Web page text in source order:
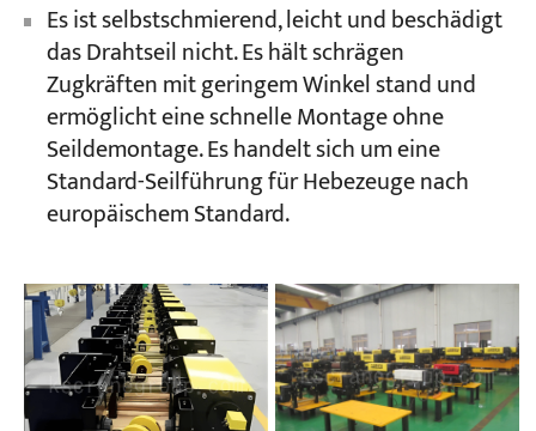
Es ist selbstschmierend, leicht und beschädigt
das Drahtseil nicht. Es hält schrägen
Zugkräften mit geringem Winkel stand und
ermöglicht eine schnelle Montage ohne
Seildemontage. Es handelt sich um eine
Standard-Seilführung für Hebezeuge nach
europäischem Standard.